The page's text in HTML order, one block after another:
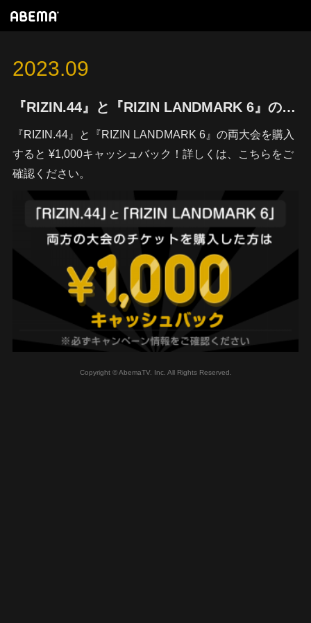
2023.09
『RIZIN.44』と『RIZIN LANDMARK 6』の両大会を購入すると ¥1,000キャッシュバック！
『RIZIN.44』と『RIZIN LANDMARK 6』の両大会を購入
すると ¥1,000キャッシュバック！詳しくは、こちらをご
確認ください。
Copyright © AbemaTV. Inc. All Rights Reserved.